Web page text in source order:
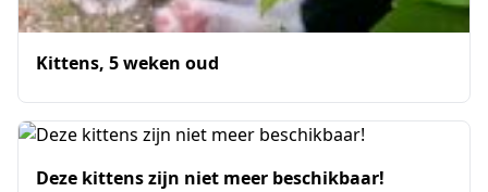
Kittens, 5 weken oud
Deze kittens zijn niet meer beschikbaar!